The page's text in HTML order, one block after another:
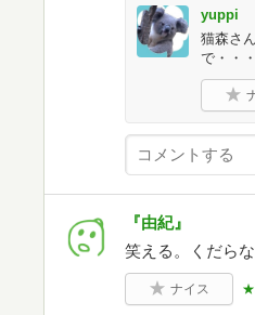
yuppi
猫森さ
で・・
『由紀』
笑える。くだら
ナイス